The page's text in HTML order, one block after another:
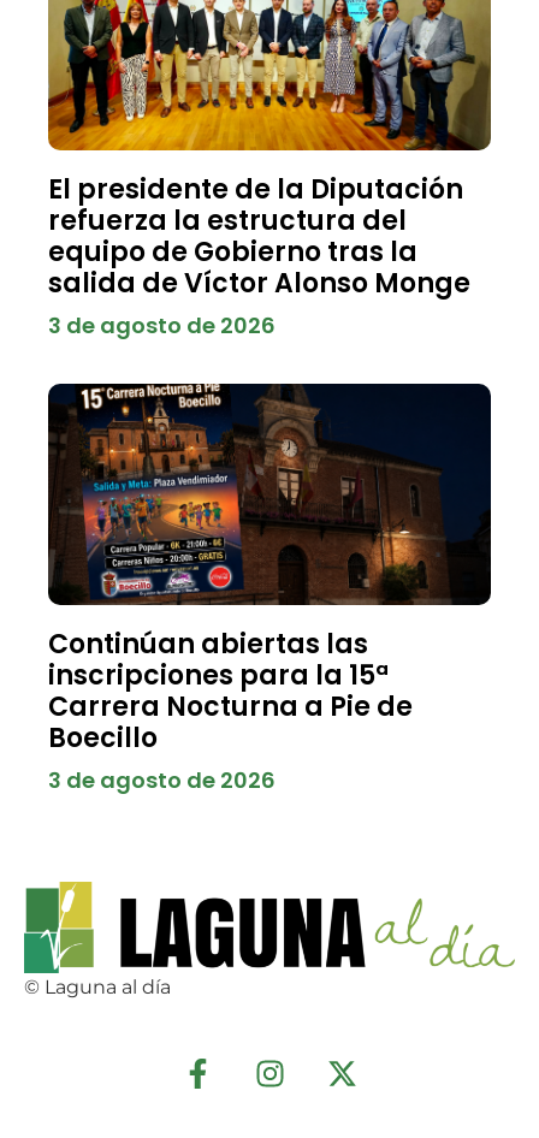
El presidente de la Diputación
refuerza la estructura del
equipo de Gobierno tras la
salida de Víctor Alonso Monge
3 de agosto de 2026
Continúan abiertas las
inscripciones para la 15ª
Carrera Nocturna a Pie de
Boecillo
3 de agosto de 2026
© Laguna al día